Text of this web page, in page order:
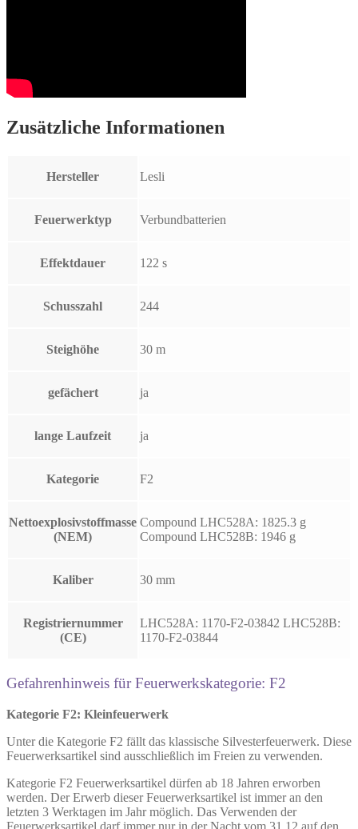
Zusätzliche Informationen
Hersteller Lesli
Feuerwerktyp Verbundbatterien
Effektdauer 122 s
Schusszahl 244
Steighöhe 30 m
gefächert ja
lange Laufzeit ja
Kategorie F2
Nettoexplosivstoffmasse
(NEM)
Compound LHC528A: 1825.3 g
Compound LHC528B: 1946 g
Kaliber 30 mm
Registriernummer
(CE)
LHC528A: 1170-F2-03842 LHC528B:
1170-F2-03844
Gefahrenhinweis für Feuerwerkskategorie: F2
Kategorie F2: Kleinfeuerwerk
Unter die Kategorie F2 fällt das klassische Silvesterfeuerwerk. Diese
Feuerwerksartikel sind ausschließlich im Freien zu verwenden.
Kategorie F2 Feuerwerksartikel dürfen ab 18 Jahren erworben
werden. Der Erwerb dieser Feuerwerksartikel ist immer an den
letzten 3 Werktagen im Jahr möglich. Das Verwenden der
Feuerwerksartikel darf immer nur in der Nacht vom 31.12 auf den